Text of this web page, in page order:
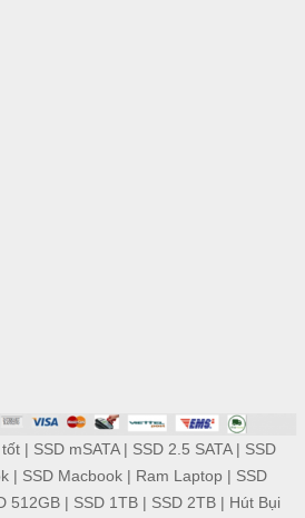
| SSD mSATA| SSD 2.5 SATA| SSD
| SSD Macbook| Ram Laptop| SSD
512GB| SSD 1TB| SSD 2TB| Hút Bụi